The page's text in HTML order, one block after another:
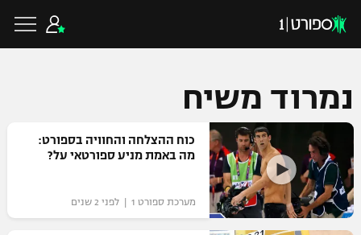
כדורגל ישראלי
ליגת העל
כדורגל עולמי
נמרוד משיח
כוח ההצלחה והחוויה בספורט:
מה באמת מניע ספורטאי על?
מערכת ספורט 1 | לפני 2 שנים